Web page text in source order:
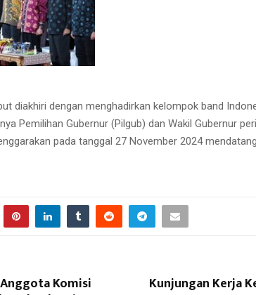
diakhiri dengan menghadirkan kelompok band
Pemilihan Gubernur (Pilgub) dan Wakil Gubernur
pada tanggal 27 November 2024 mendatang.
Komisi Kunjungan Kerja